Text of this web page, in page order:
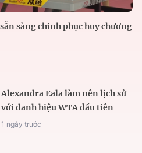
sàng chinh phục huy chương
Alexandra Eala làm nên lịch sử
với danh hiệu WTA đầu tiên
1 ngày trước